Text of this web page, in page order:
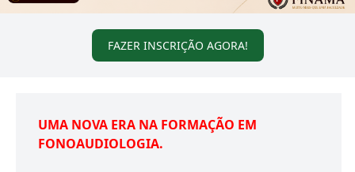
FAZER INSCRIÇÃO AGORA!
UMA NOVA ERA NA FORMAÇÃO EM
FONOAUDIOLOGIA.